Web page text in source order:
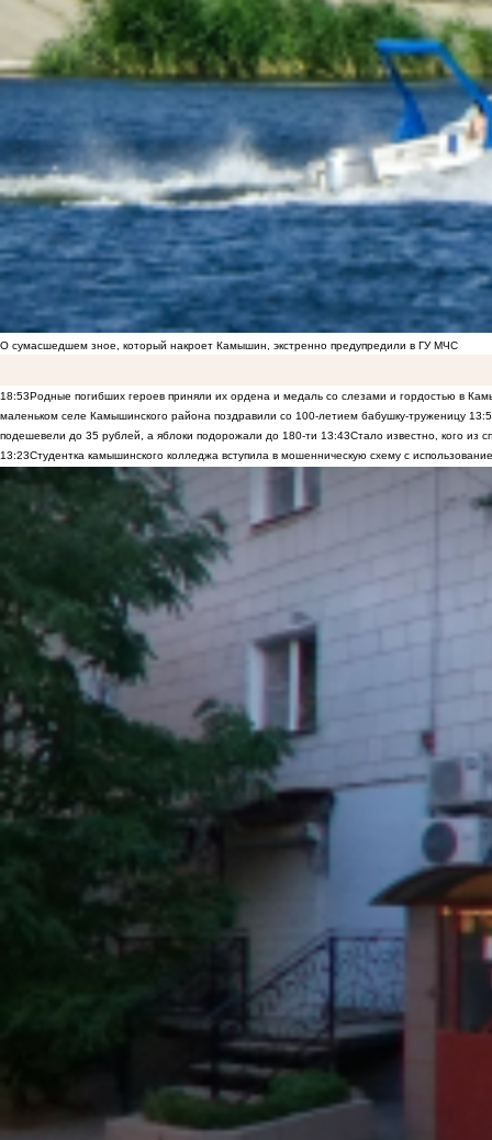
О сумасшедшем зное, который накроет Камышин, экстренно предупредили в ГУ МЧС
18:53Родные погибших героев приняли их ордена и медаль со слезами и гордостью в
маленьком селе Камышинского района поздравили со 100-летием бабушку-труженицу
подешевели до 35 рублей, а яблоки подорожали до 180-ти 13:43Стало известно, кого из
13:23Студентка камышинского колледжа вступила в мошенническую схему с